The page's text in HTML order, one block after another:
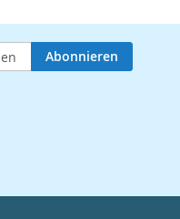
Abonnieren